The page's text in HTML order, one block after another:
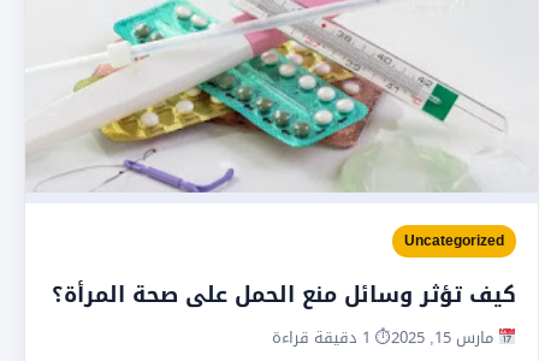
Uncategorized
كيف تؤثر وسائل منع الحمل على صحة المرأة؟
مارس 15, 2025 ⏱ 1 دقيقة قراءة